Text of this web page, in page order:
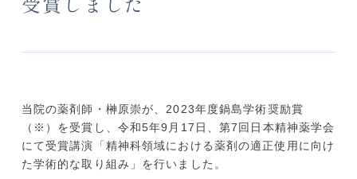
当院の薬剤師・榊原崇が、2023年度鍋島学術奨励賞
（※）を受賞し、令和5年9月17日、第7回日本精神薬学会
にて受賞講演「精神科領域における薬剤の適正使用に向け
た学術的な取り組み」を行いました。